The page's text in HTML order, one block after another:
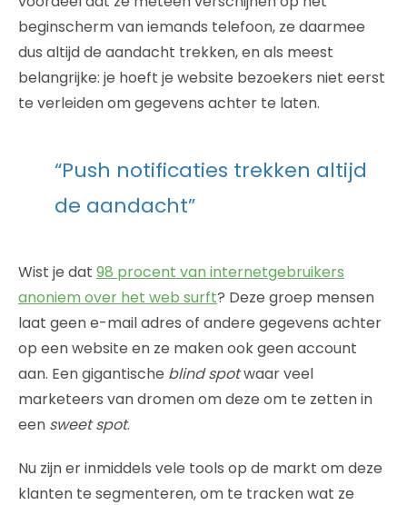
beginscherm van iemands telefoon, ze daarmee
dus altijd de aandacht trekken, en als meest
belangrijke: je hoeft je website bezoekers niet eerst
te verleiden om gegevens achter te laten.
“Push notificaties trekken altijd
de aandacht”
Wist je dat 98 procent van internetgebruikers
anoniem over het web surft? Deze groep mensen
laat geen e-mail adres of andere gegevens achter
op een website en ze maken ook geen account
aan. Een gigantische blind spotwaar veel
marketeers van dromen om deze om te zetten in
een sweet spot.
Nu zijn er inmiddels vele tools op de markt om deze
klanten te segmenteren, om te tracken wat ze